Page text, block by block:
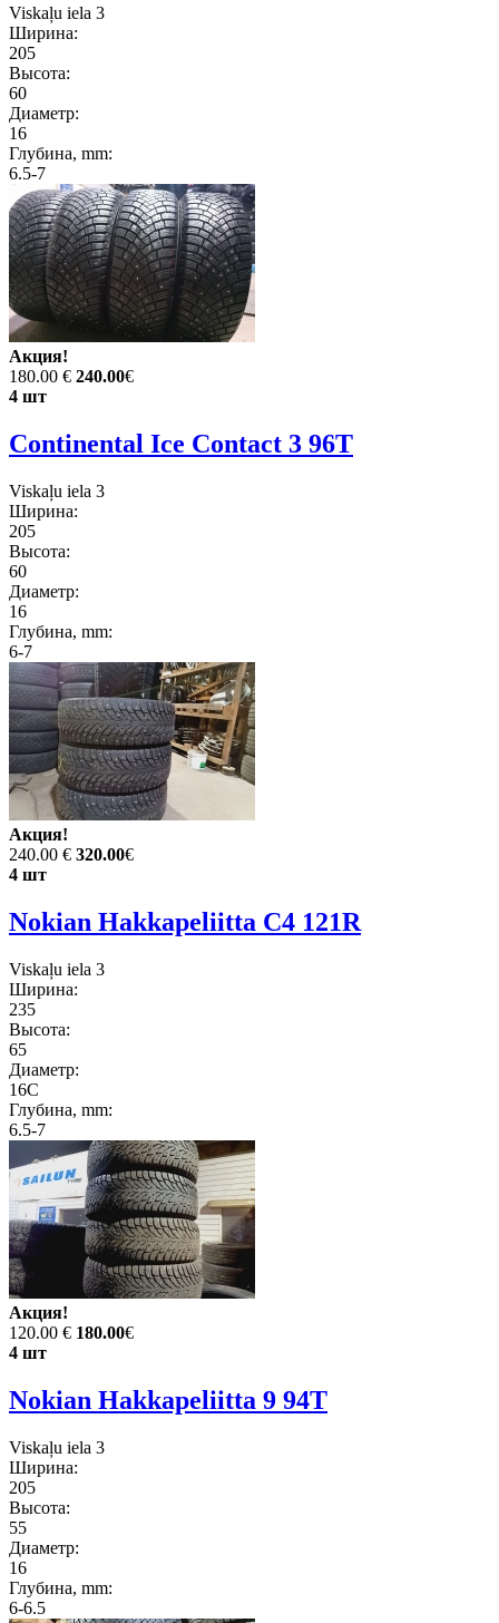
Viskaļu iela 3
Ширина:
205
Высота:
60
Диаметр:
16
Глубина, mm:
6.5-7
Акция!
180.00 € 240.00€
4 шт
Continental Ice Contact 3 96T
Viskaļu iela 3
Ширина:
205
Высота:
60
Диаметр:
16
Глубина, mm:
6-7
Акция!
240.00 € 320.00€
4 шт
Nokian Hakkapeliitta C4 121R
Viskaļu iela 3
Ширина:
235
Высота:
65
Диаметр:
16C
Глубина, mm:
6.5-7
Акция!
120.00 € 180.00€
4 шт
Nokian Hakkapeliitta 9 94T
Viskaļu iela 3
Ширина:
205
Высота:
55
Диаметр:
16
Глубина, mm:
6-6.5